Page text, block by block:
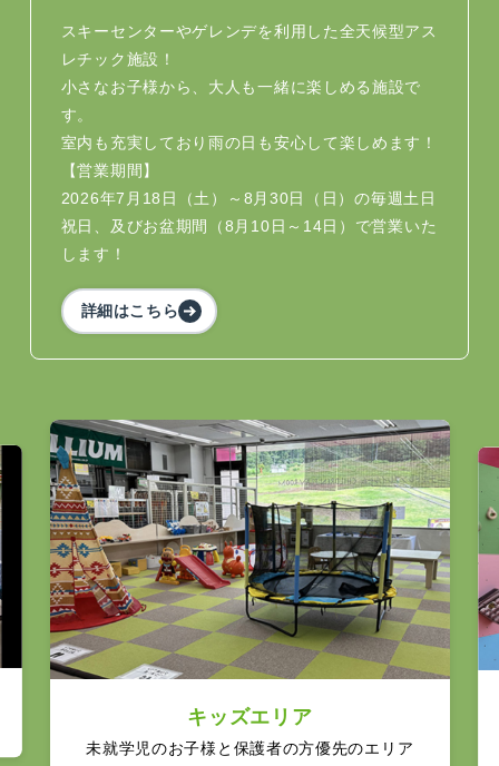
スキーセンターやゲレンデを利用した全天候型アス
レチック施設！
小さなお子様から、大人も一緒に楽しめる施設で
す。
室内も充実しており雨の日も安心して楽しめます！
【営業期間】
2026年7月18日（土）～8月30日（日）の毎週土日
祝日、及びお盆期間（8月10日～14日）で営業いた
します！
詳細はこちら
キッズエリア
未就学児のお子様と保護者の方優先のエリア